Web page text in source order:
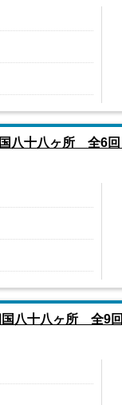
八十八ヶ所 全6
八十八ヶ所 全9